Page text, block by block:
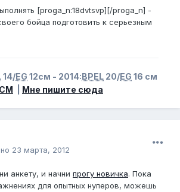
[proga_n:18dvtsvp][/proga_n] -
бойца подготовить к серьезным
14/EG 12см - 2014:BPEL 20/EG 16 см
Мне пишите сюда
23 марта, 2012
анкету, и начни прогу новичка. Пока
для опытных нуперов, можешь